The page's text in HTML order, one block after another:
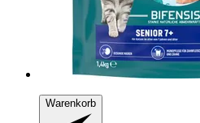
Warenkorb